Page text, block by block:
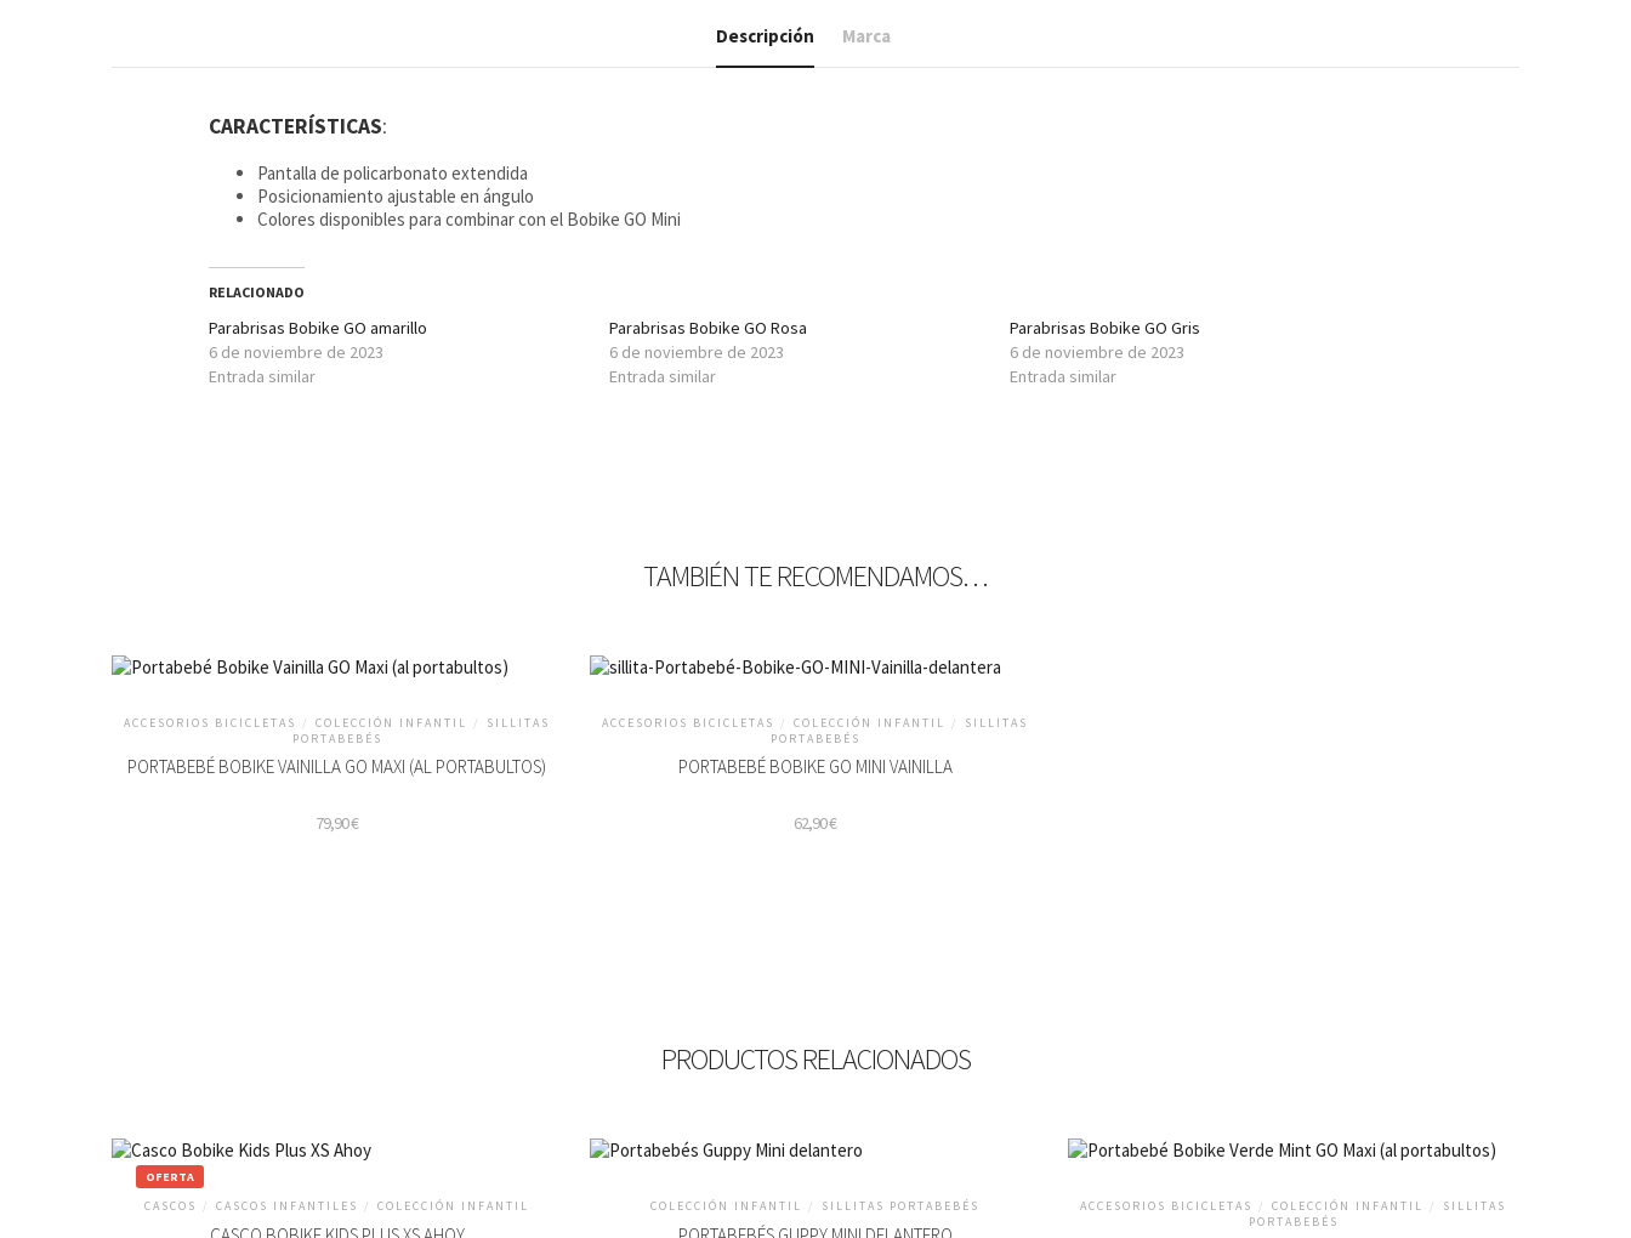
Descripción Marca
CARACTERÍSTICAS:
Pantalla de policarbonato extendida
Posicionamiento ajustable en ángulo
Colores disponibles para combinar con el Bobike GO Mini
RELACIONADO
Parabrisas Bobike GO amarillo
6 de noviembre de 2023
Entrada similar
Parabrisas Bobike GO Rosa
6 de noviembre de 2023
Entrada similar
Parabrisas Bobike GO Gris
6 de noviembre de 2023
Entrada similar
TAMBIÉN TE RECOMENDAMOS…
ACCESORIOS BICICLETAS / COLECCIÓN INFANTIL /
SILLITAS
PORTABEBÉS
PORTABEBÉ BOBIKE VAINILLA GO MAXI (AL PORTABULTOS)
79,90€
ACCESORIOS BICICLETAS / COLECCIÓN INFANTIL /
SILLITAS
PORTABEBÉS
PORTABEBÉ BOBIKE GO MINI VAINILLA
62,90€
PRODUCTOS RELACIONADOS
OFERTA
CASCOS
/ CASCOS INFANTILES / COLECCIÓN INFANTIL COLECCIÓN INFANTIL / SILLITAS PORTABEBÉS ACCESORIOS BICICLETAS / COLECCIÓN INFANTIL /
SILLITAS
PORTABEBÉS